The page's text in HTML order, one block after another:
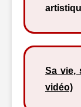
Sa vie,
vidéo)